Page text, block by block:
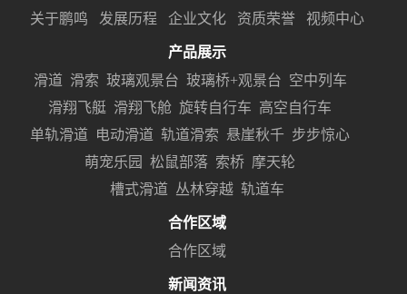
关于鹏鸣
发展历程 企业文化 资质荣誉 视频中心
产品展示
滑道 滑索 玻璃观景台 玻璃桥+观景台 空中列车
滑翔飞艇 滑翔飞舱 旋转自行车 高空自行车
单轨滑道
电动滑道 轨道滑索 悬崖秋千 步步惊心
萌宠乐园
松鼠部落 索桥 摩天轮
槽式滑道 丛林穿越 轨道车
合作区域
合作区域
新闻资讯